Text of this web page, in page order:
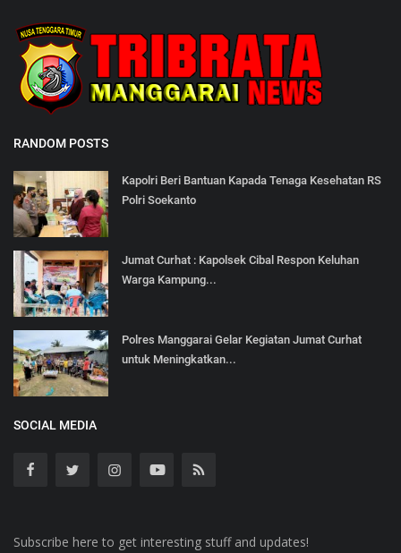
RANDOM POSTS
Kapolri Beri Bantuan Kapada Tenaga Kesehatan RS
Polri Soekanto
Jumat Curhat : Kapolsek Cibal Respon Keluhan
Warga Kampung...
Polres Manggarai Gelar Kegiatan Jumat Curhat
untuk Meningkatkan...
SOCIAL MEDIA
Subscribe here to get interesting stuff and updates!